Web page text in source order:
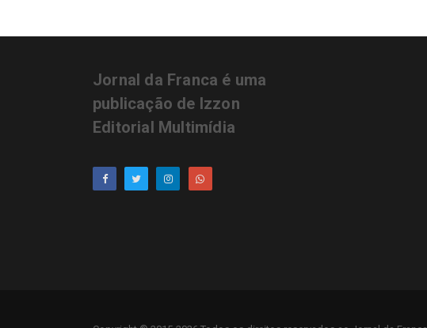
Jornal da Franca é uma
publicação de Izzon
Editorial Multimídia